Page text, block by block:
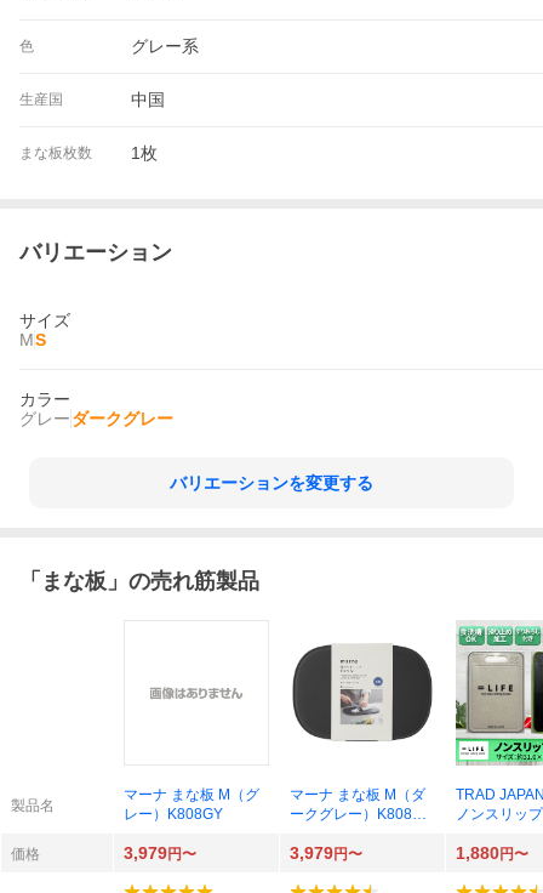
色 グレー系
生産国 中国
まな板枚数 1枚
バリエーション
サイズ
MS
カラー
グレーダークグレー
バリエーションを変更する
「 まな板 」の売れ筋製品
製品名
マーナ まな板 M（グ
レー）K808GY
マーナ まな板 M（ダ
ークグレー）K808DG
TRAD
ノンスリッ
択）
価格 3,979円〜 3,979円〜 1,880円〜